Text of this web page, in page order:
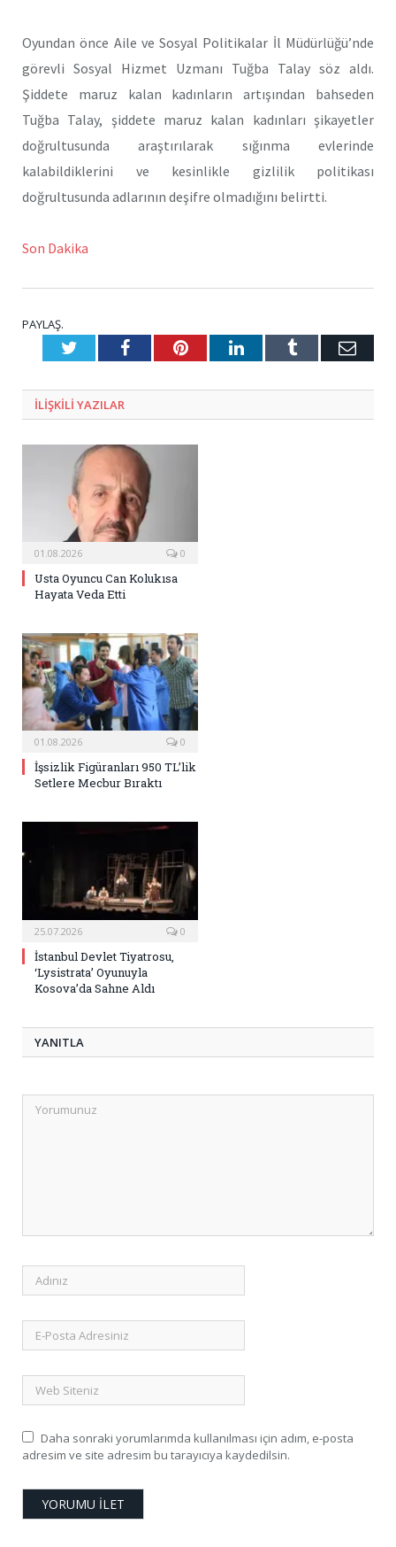
Oyundan önce Aile ve Sosyal Politikalar İl Müdürlüğü’nde
görevli Sosyal Hizmet Uzmanı Tuğba Talay söz aldı.
Şiddete maruz kalan kadınların artışından bahseden
Tuğba Talay, şiddete maruz kalan kadınları şikayetler
doğrultusunda araştırılarak sığınma evlerinde
kalabildiklerini ve kesinlikle gizlilik politikası
doğrultusunda adlarının deşifre olmadığını belirtti.
Son Dakika
PAYLAŞ.
TwitterFacebookPinterestLinkedInTumblr E-
ILIŞKILI YAZILAR
01.08.2026 0
Usta Oyuncu Can Kolukısa
Hayata Veda Etti
01.08.2026 0
İşsizlik Figüranları 950 TL’lik
Setlere Mecbur Bıraktı
25.07.2026 0
İstanbul Devlet Tiyatrosu,
‘Lysistrata’ Oyunuyla
Kosova’da Sahne Aldı
YANITLA
Daha sonraki yorumlarımda kullanılması için adım, e-posta
adresim ve site adresim bu tarayıcıya kaydedilsin.